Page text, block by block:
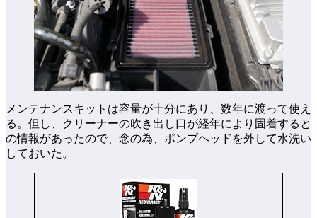
メンテナンスキットは容量が十分にあり、数年に渡って使え
る。但し、クリーナーの吹き出し口が経年により固着すると
の情報があったので、念の為、ポンプヘッドを外して水洗い
しておいた。